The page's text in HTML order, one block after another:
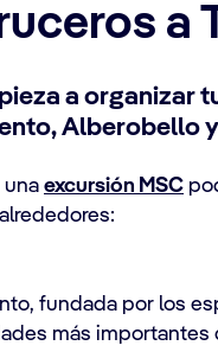
a
a organizar
Alberobello
una excursión MSC
fundada por los
más importantes